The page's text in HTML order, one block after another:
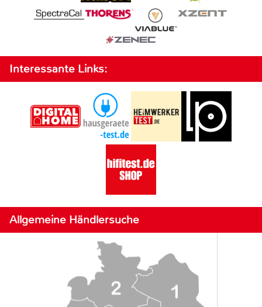
Interessante Links:
Allgemeine Händlersuche